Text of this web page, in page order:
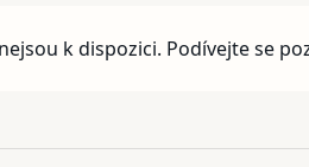
k dispozici. Podívejte se